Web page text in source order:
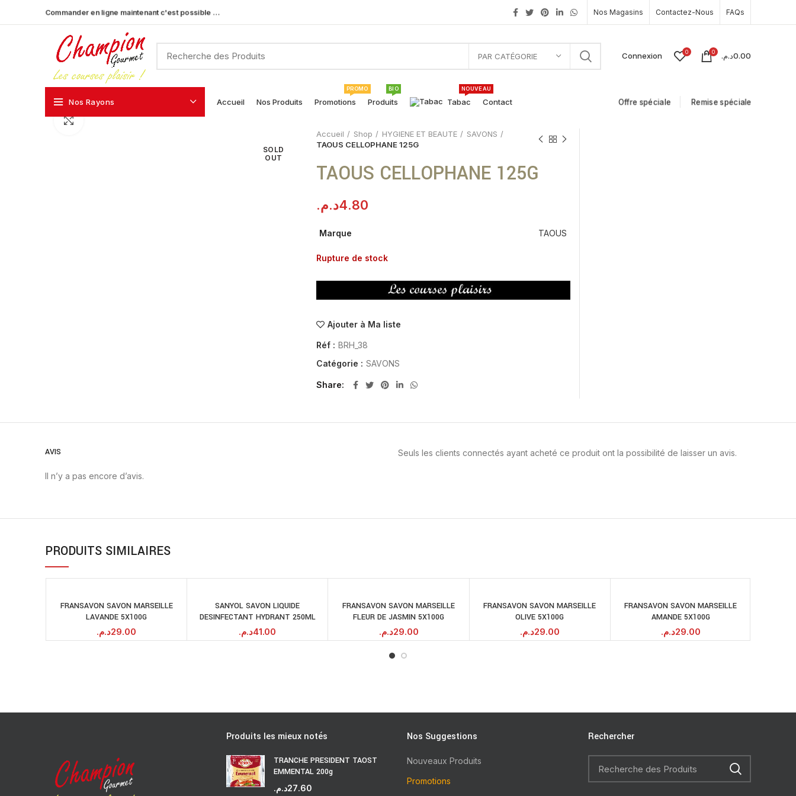
Commander en ligne maintenant c'est possible … Nos Magasins Contactez-Nous FAQs
PAR CATÉGORIE Connexion 0 0 0.00د.م.
Nos Rayons Accueil Nos Produits Promotions
PROMO
Produits
BIO
Tabac
NOUVEAU
Contact Offre spéciale Remise spéciale
SOLD
OUT
Accueil
Shop HYGIENE ET BEAUTE
SAVONS
TAOUS CELLOPHANE 125G
TAOUS CELLOPHANE 125G
4.80د.م.
Marque TAOUS
Rupture de stock
Ajouter à Ma liste
Réf : BRH_38
Catégorie : SAVONS
Share
AVIS
Il n’y a pas encore d’avis.
Seuls les clients connectés ayant acheté ce produit ont la possibilité de laisser un avis.
PRODUITS SIMILAIRES
AJOUTER AU
PANIER
FRANSAVON SAVON MARSEILLE
LAVANDE 5X100G
29.00د.م.
AJOUTER AU
PANIER
SANYOL SAVON LIQUIDE
DESINFECTANT HYDRANT 250ML
41.00د.م.
AJOUTER AU
PANIER
FRANSAVON SAVON MARSEILLE
FLEUR DE JASMIN 5X100G
29.00د.م.
AJOUTER AU
PANIER
FRANSAVON SAVON MARSEILLE
OLIVE 5X100G
29.00د.م.
AJOUTER AU
PANIER
FRANSAVON SAVON MARSEILLE
AMANDE 5X100G
29.00د.م.
Produits les mieux notés
TRANCHE PRESIDENT TAOST
EMMENTAL 200g
27.60د.م.
Nos Suggestions
Nouveaux Produits
Promotions
Rechercher